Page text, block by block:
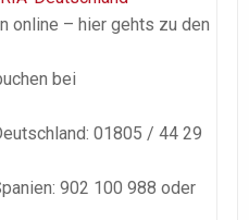
online – hier gehts zu den
bei
01805 / 44 29
902 100 988 oder